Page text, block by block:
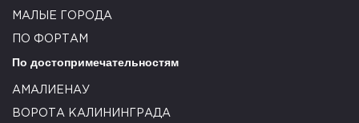
МАЛЫЕ ГОРОДА
ПО ФОРТАМ
По достопримечательностям
АМАЛИЕНАУ
ВОРОТА КАЛИНИНГРАДА